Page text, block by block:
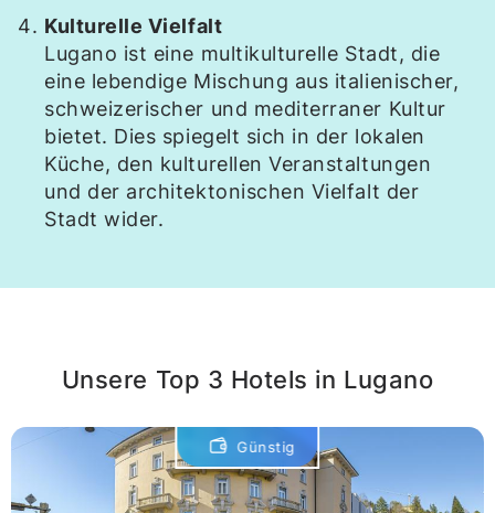
Kulturelle Vielfalt
Lugano ist eine multikulturelle Stadt, die
eine lebendige Mischung aus italienischer,
schweizerischer und mediterraner Kultur
bietet. Dies spiegelt sich in der lokalen
Küche, den kulturellen Veranstaltungen
und der architektonischen Vielfalt der
Stadt wider.
Unsere Top 3 Hotels in Lugano
Günstig